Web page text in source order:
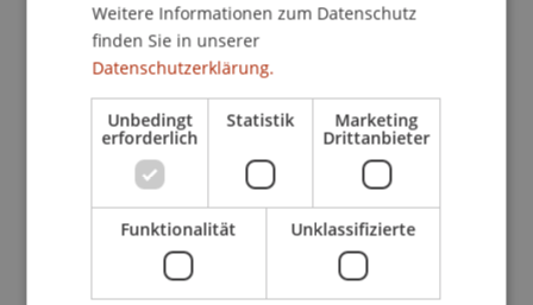
dauern dadurch sehr lange. Hinzu kommt, dass
Excel blockiert ist, wenn ein Macro ausgeführt
Der Kurs zeigt, wie ein Macro per eMail gestartet
werden kann. So kann man beispielsweise auf der
Weg zur Arbeit an sich selbst eine eMail
schreiben, sodass bei Ankunft die Berechnungen
abgeschlossen sind.
Weitere Informationen zum Datenschutz
finden Sie in unserer
Datenschutzerklärung.
Unbedingt
erforderlich
Statistik Marketing
Drittanbieter
Funktionalität Unklassifizierte